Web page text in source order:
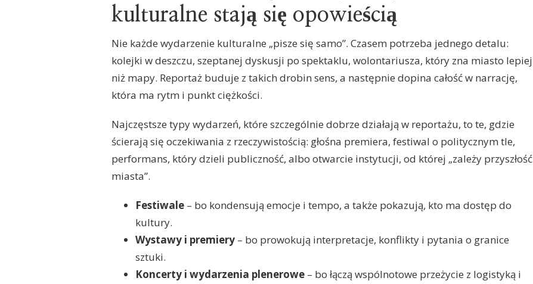
kulturalne stają się opowieścią
Nie każde wydarzenie kulturalne „pisze się samo”. Czasem potrzeba jednego detalu:
kolejki w deszczu, szeptanej dyskusji po spektaklu, wolontariusza, który zna miasto lepiej
niż mapy. Reportaż buduje z takich drobin sens, a następnie dopina całość w narrację,
która ma rytm i punkt ciężkości.
Najczęstsze typy wydarzeń, które szczególnie dobrze działają w reportażu, to te, gdzie
ścierają się oczekiwania z rzeczywistością: głośna premiera, festiwal o politycznym tle,
performans, który dzieli publiczność, albo otwarcie instytucji, od której „zależy przyszłość
miasta”.
Festiwale – bo kondensują emocje i tempo, a także pokazują, kto ma dostęp do
kultury.
Wystawy i premiery – bo prowokują interpretacje, konflikty i pytania o granice
sztuki.
Koncerty i wydarzenia plenerowe – bo łączą wspólnotowe przeżycie z logistyką i